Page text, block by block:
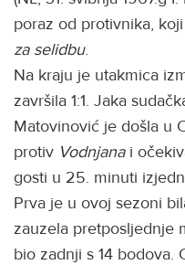
poraz od protivnika,
za selidbu.
Na kraju je utakmica
završila 1:1. Jaka
Matovinović je došla u
protiv Vodnjanai
gosti u 25. minuti
Prva je u ovoj sezoni
zauzela pretposljednje
bio zadnji s 14 bodova.